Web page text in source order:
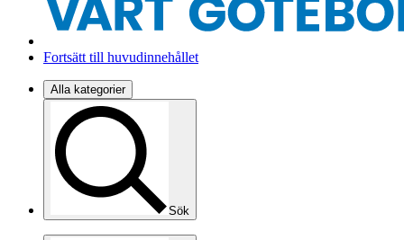
Fortsätt till huvudinnehållet
Alla kategorier
Sök